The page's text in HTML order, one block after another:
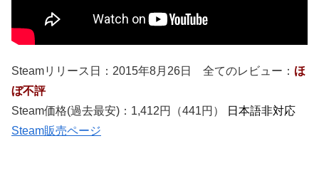
Steamリリース日：2015年8月26日 全てのレビュー： ほ
ぼ不評
Steam価格(過去最安)：1,412円（441円）
日本語非対応
Steam販売ページ